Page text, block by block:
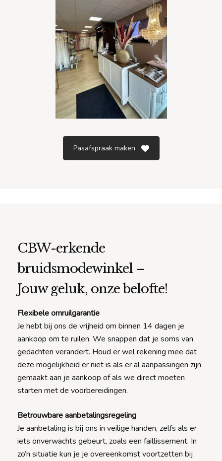
Pasafspraak maken
CBW-erkende
bruidsmodewinkel –
Jouw geluk, onze belofte!
Flexibele omruilgarantie
Je hebt bij ons de vrijheid om binnen 14 dagen je
aankoop om te ruilen. We snappen dat je soms van
gedachten verandert. Houd er wel rekening mee dat
deze mogelijkheid er niet is als er al aanpassingen zijn
gemaakt aan je aankoop of als we direct moeten
starten met de voorbereidingen.
Betrouwbare aanbetalingsregeling
Je aanbetaling is bij ons in veilige handen, zelfs als er
iets onverwachts gebeurt, zoals een faillissement. In
zo’n situatie kun je je overeenkomst voortzetten bij